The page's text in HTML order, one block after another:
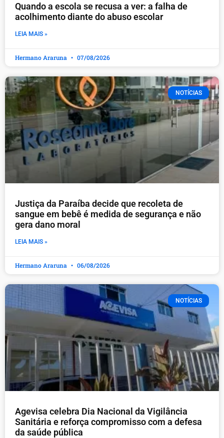
Quando a escola se recusa a ver: a falha de
acolhimento diante do abuso escolar
LEIA MAIS »
Hermano Araruna 07/08/2026
NOTÍCIAS
Justiça da Paraíba decide que recoleta de
sangue em bebê é medida de segurança e não
gera dano moral
LEIA MAIS »
Hermano Araruna 06/08/2026
NOTÍCIAS
Agevisa celebra Dia Nacional da Vigilância
Sanitária e reforça compromisso com a defesa
da saúde pública